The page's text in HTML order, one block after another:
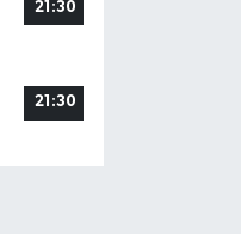
21:30
21:30